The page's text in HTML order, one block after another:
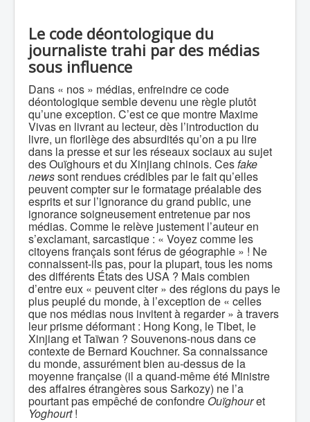
Le code déontologique du
journaliste trahi par des médias
sous influence
Dans « nos » médias, enfreindre ce code
déontologique semble devenu une règle plutôt
qu’une exception. C’est ce que montre Maxime
Vivas en livrant au lecteur, dès l’introduction du
livre, un florilège des absurdités qu’on a pu lire
dans la presse et sur les réseaux sociaux au sujet
des Ouïghours et du Xinjiang chinois. Cesfake
newssont rendues crédibles par le fait qu’elles
peuvent compter sur le formatage préalable des
esprits et sur l’ignorance du grand public, une
ignorance soigneusement entretenue par nos
médias. Comme le relève justement l’auteur en
s’exclamant, sarcastique : « Voyez comme les
citoyens français sont férus de géographie » ! Ne
connaissent-ils pas, pour la plupart, tous les noms
des différents États des USA ? Mais combien
d’entre eux « peuvent citer » des régions du pays le
plus peuplé du monde, à l’exception de « celles
que nos médias nous invitent à regarder » à travers
leur prisme déformant : Hong Kong, le Tibet, le
Xinjiang et Taïwan ? Souvenons-nous dans ce
contexte de Bernard Kouchner. Sa connaissance
du monde, assurément bien au-dessus de la
moyenne française (il a quand-même été Ministre
des affaires étrangères sous Sarkozy) ne l’a
pourtant pas empêché de confondreOuïghouret
Yoghourt!